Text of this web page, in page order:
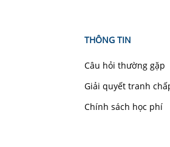
THÔNG TIN
Câu hỏi thường gặp
Giải quyết tranh
Chính sách học phí